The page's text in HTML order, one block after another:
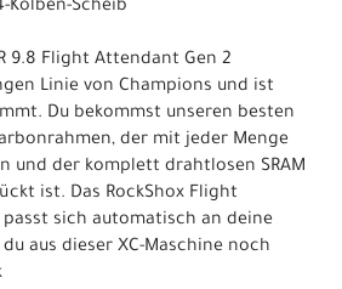
Kolben-Scheib
9.8 Flight Attendant Gen 2
Linie von Champions und ist
Du bekommst unseren besten
der mit jeder Menge
und der komplett drahtlosen SRAM
ist. Das RockShox Flight
sich automatisch an deine
aus dieser XC-Maschine noch